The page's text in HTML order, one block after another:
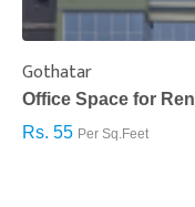
Gothatar
Office Space for
Rs. 55 Per Sq.Feet